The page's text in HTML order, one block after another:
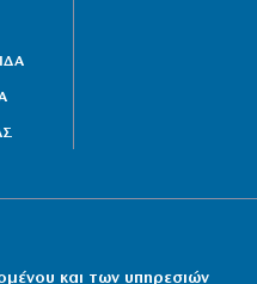
και των υπηρεσιών